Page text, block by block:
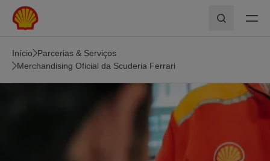
Skip to main content
Pesquisar
Início
Parcerias & Serviços
Merchandising Oficial da Scuderia Ferrari